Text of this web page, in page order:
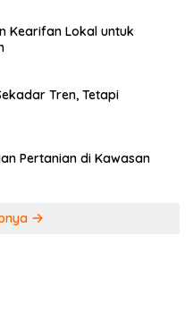
Kearifan Lokal untuk
Tren, Tetapi
Pertanian di Kawasan